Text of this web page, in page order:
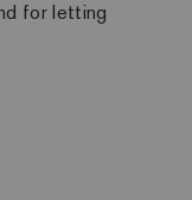
for letting